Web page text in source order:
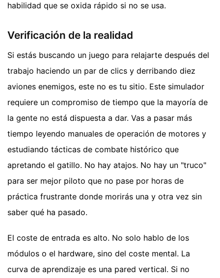
habilidad que se oxida rápido si no se usa.
Verificación de la realidad
Si estás buscando un juego para relajarte después del
trabajo haciendo un par de clics y derribando diez
aviones enemigos, este no es tu sitio. Este simulador
requiere un compromiso de tiempo que la mayoría de
la gente no está dispuesta a dar. Vas a pasar más
tiempo leyendo manuales de operación de motores y
estudiando tácticas de combate histórico que
apretando el gatillo. No hay atajos. No hay un "truco"
para ser mejor piloto que no pase por horas de
práctica frustrante donde morirás una y otra vez sin
saber qué ha pasado.
El coste de entrada es alto. No solo hablo de los
módulos o el hardware, sino del coste mental. La
curva de aprendizaje es una pared vertical. Si no